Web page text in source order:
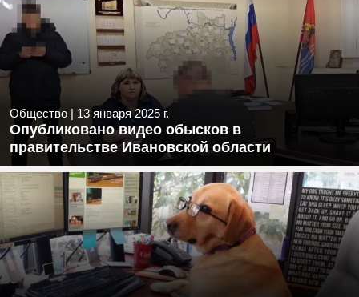
Общество | 13 января 2025 г.
Опубликовано видео обысков в
правительстве Ивановской области